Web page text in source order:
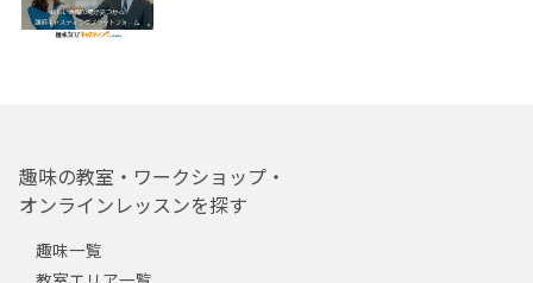
趣味の教室・ワークショップ・
オンラインレッスンを探す
趣味一覧